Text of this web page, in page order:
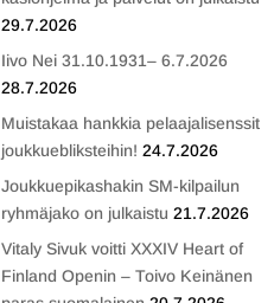
29.7.2026
Iivo Nei 31.10.1931– 6.7.2026
28.7.2026
Muistakaa hankkia pelaajalisenssit
joukkuebliksteihin! 24.7.2026
Joukkuepikashakin SM-kilpailun
ryhmäjako on julkaistu 21.7.2026
Vitaly Sivuk voitti XXXIV Heart of
Finland Openin – Toivo Keinänen